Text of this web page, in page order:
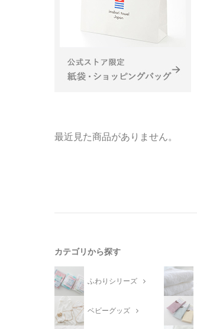
最近見た商品がありません。
カテゴリから探す
ふわりシリーズ
ベビーグッズ